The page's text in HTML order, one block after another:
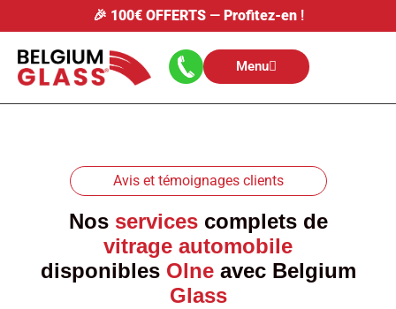
🎉 100€ OFFERTS— Profitez-en!
Menu
Avis et témoignages clients
Nos servicescomplets de
vitrage automobile
disponibles Olneavec Belgium
Glass